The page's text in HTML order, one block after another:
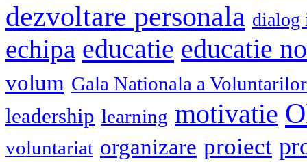
dezvoltare personala dialog
echipa educatie educatie
volum Gala Nationala a Voluntarilor
leadership learning motivatie
voluntariat organizare proiect